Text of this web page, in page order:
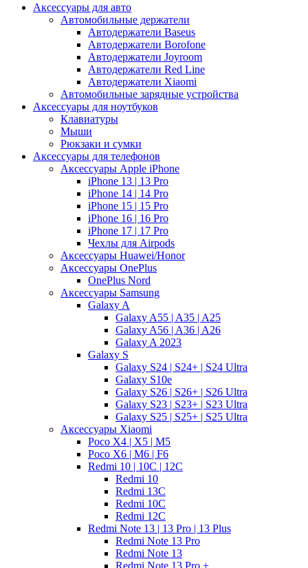
Аксессуары для авто
Автомобильные держатели
Автодержатели Baseus
Автодержатели Borofone
Автодержатели Joyroom
Автодержатели Red Line
Автодержатели Xiaomi
Автомобильные зарядные устройства
Аксессуары для ноутбуков
Клавиатуры
Мыши
Рюкзаки и сумки
Аксессуары для телефонов
Аксессуары Apple iPhone
iPhone 13 | 13 Pro
iPhone 14 | 14 Pro
iPhone 15 | 15 Pro
iPhone 16 | 16 Pro
iPhone 17 | 17 Pro
Чехлы для Airpods
Аксессуары Huawei/Honor
Аксессуары OnePlus
OnePlus Nord
Аксессуары Samsung
Galaxy A
Galaxy A55 | A35 | A25
Galaxy A56 | A36 | A26
Galaxy A 2023
Galaxy S
Galaxy S24 | S24+ | S24 Ultra
Galaxy S10e
Galaxy S26 | S26+ | S26 Ultra
Galaxy S23 | S23+ | S23 Ultra
Galaxy S25 | S25+ | S25 Ultra
Аксессуары Xiaomi
Poco X4 | X5 | M5
Poco X6 | M6 | F6
Redmi 10 | 10C | 12C
Redmi 10
Redmi 13C
Redmi 10C
Redmi 12C
Redmi Note 13 | 13 Pro | 13 Plus
Redmi Note 13 Pro
Redmi Note 13
Redmi Note 13 Pro +